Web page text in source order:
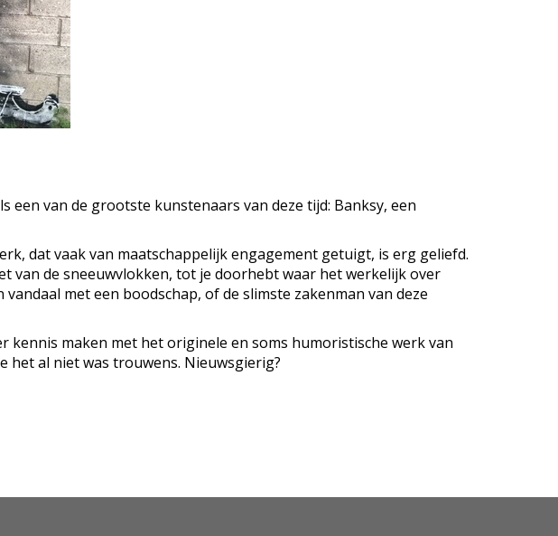
een van de grootste kunstenaars van deze tijd: Banksy, een
dat vaak van maatschappelijk engagement getuigt, is erg geliefd.
van de sneeuwvlokken, tot je doorhebt waar het werkelijk over
met een boodschap, of de slimste zakenman van deze
kennis maken met het originele en soms humoristische werk van
het al niet was trouwens. Nieuwsgierig?